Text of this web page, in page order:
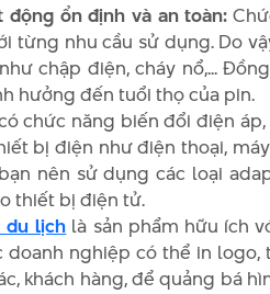
ổn định và an toàn:
từng nhu cầu sử dụng. Do
chập điện, cháy nổ,...
hưởng đến tuổi thọ của pin.
chức năng biến đổi điện
bị điện như điện thoại,
nên sử dụng các loại
thiết bị điện tử.
du lịch là sản phẩm hữu ích
doanh nghiệp có thể in
khách hàng, để quảng bá